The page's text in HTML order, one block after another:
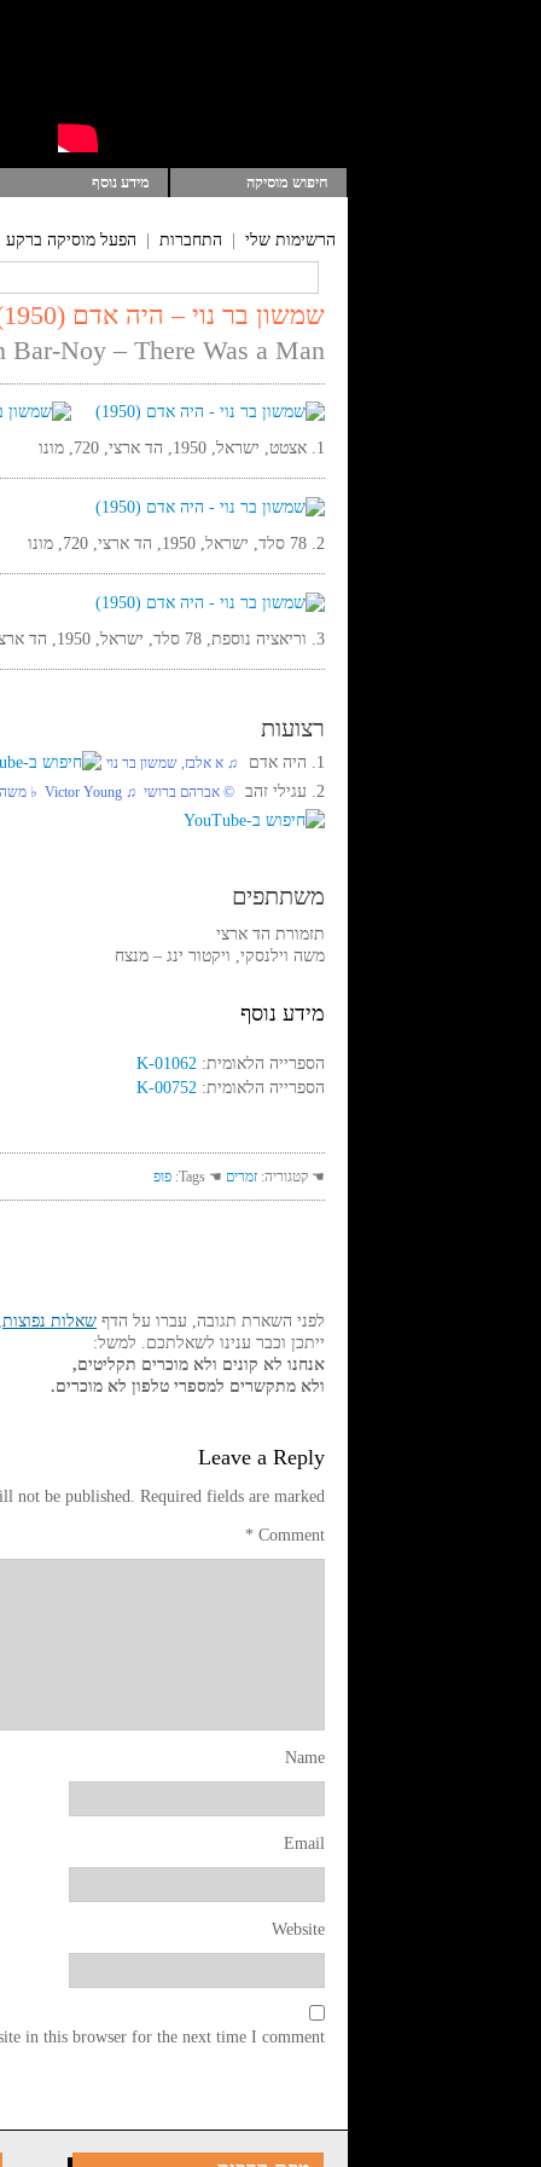
חיפוש מוסיקה מידע נוסף
הרשימות שלי התחברות הפעל מוסיקה ברקע
שמשון בר נוי – היה אדם (1950)
Bar-Noy – There Was a Man
1. אצטט, ישראל, 1950, הד ארצי, 720, מונו
2. 78 סלד, ישראל, 1950, הד ארצי, 720, מונו
3. וריאציה נוספת, 78 סלד, ישראל, 1950, הד ארצי, 720, מונו
רצועות
1. היה אדם ‏ ♫ א אלבז, שמשון בר נוי
2. עגילי זהב ‏ © אברהם ברושי‏ ♫ Victor Young‏ ♭ משה וילנסקי, ויקטור ינג
משתתפים
תזמורת הד ארצי
משה וילנסקי, ויקטור ינג – מנצח
מידע נוסף
הספרייה הלאומית: K-01062
הספרייה הלאומית: K-00752
☚ קטגוריה: זמרים ☚ Tags: פופ
לפני השארת תגובה, עברו על הדף שאלות נפוצות
ייתכן וכבר ענינו לשאלתכם. למשל:
אנחנו לא קונים ולא מוכרים תקליטים,
ולא מתקשרים למספרי טלפון לא מוכרים.
Leave a Reply
not be published. Required fields are marked
Comment
*
Name
Email
Website
in this browser for the next time I comment.